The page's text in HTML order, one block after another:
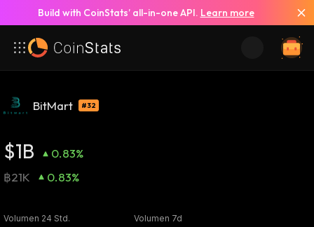
Build with CoinStats’ all-in-one API. Learn more
BitMart #32
$1B
0.83%
฿21K
0.83%
Volumen 24 Std. Volumen 7d